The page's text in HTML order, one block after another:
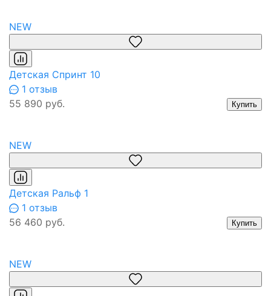
NEW
Детская Спринт 10
1 отзыв
55 890 руб.
Купить
NEW
Детская Ральф 1
1 отзыв
56 460 руб.
Купить
NEW